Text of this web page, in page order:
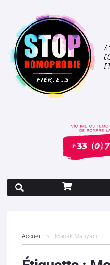
Contenus litigieux
Accueil Manak Matiyani